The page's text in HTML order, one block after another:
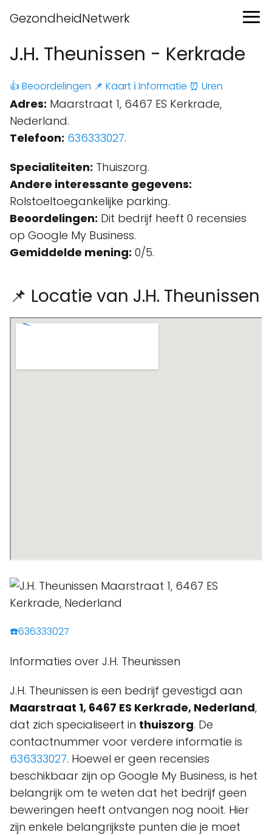
GezondheidNetwerk
J.H. Theunissen - Kerkrade
👍 Beoordelingen 📌 Kaart ℹ️ Informatie ⏰ Uren
Adres: Maarstraat 1, 6467 ES Kerkrade,
Nederland.
Telefoon: 636333027.
Specialiteiten: Thuiszorg.
Andere interessante gegevens:
Rolstoeltoegankelijke parking.
Beoordelingen: Dit bedrijf heeft 0 recensies
op Google My Business.
Gemiddelde mening: 0/5.
📌 Locatie van J.H. Theunissen
☎️636333027
Informaties over J.H. Theunissen
J.H. Theunissen is een bedrijf gevestigd aan
Maarstraat 1, 6467 ES Kerkrade, Nederland,
dat zich specialiseert in thuiszorg. De
contactnummer voor verdere informatie is
636333027. Hoewel er geen recensies
beschikbaar zijn op Google My Business, is het
belangrijk om te weten dat het bedrijf geen
beweringen heeft ontvangen nog nooit. Hier
zijn enkele belangrijkste punten die je moet